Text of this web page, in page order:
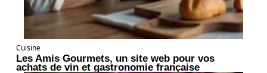
Cuisine
Les Amis Gourmets, un site web pour vos
achats de vin et gastronomie française